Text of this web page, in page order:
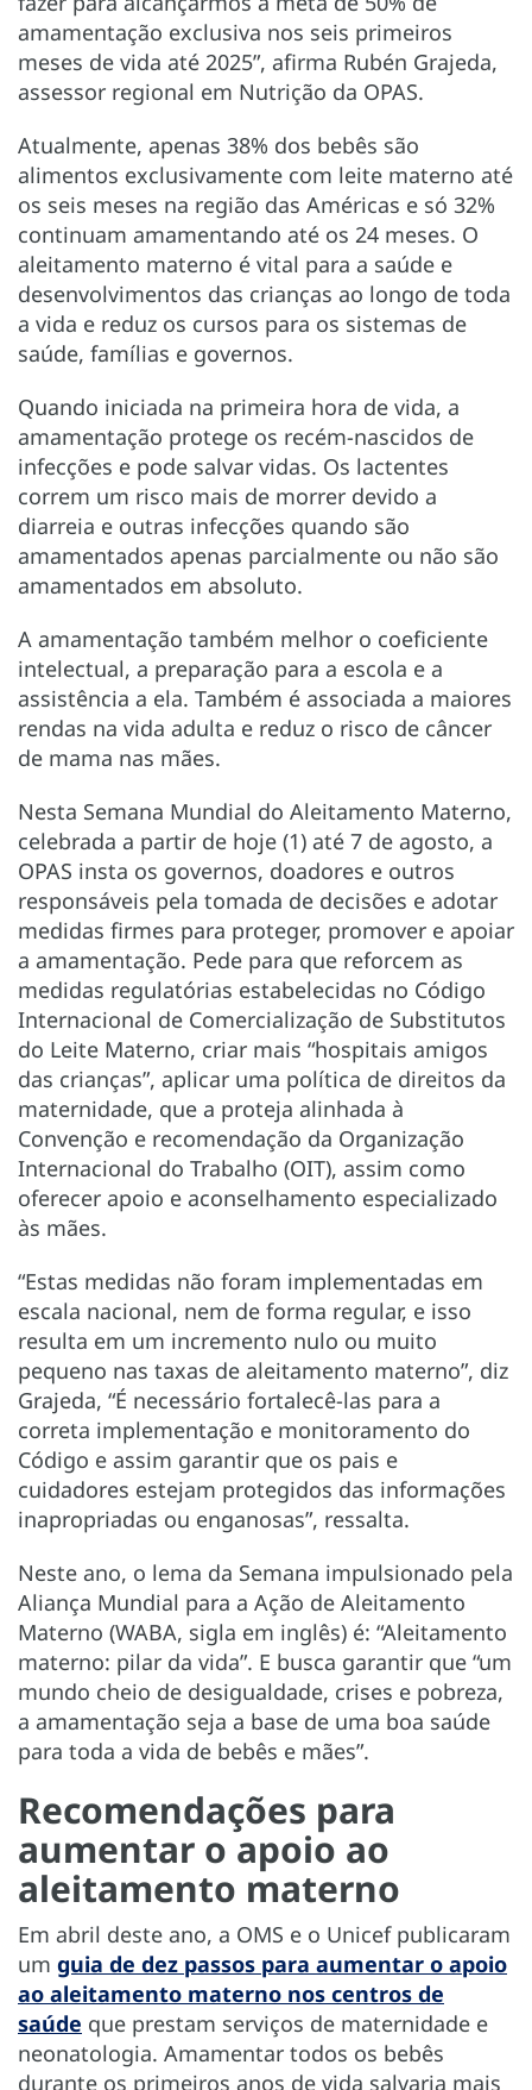
amamentação exclusiva nos seis primeiros
meses de vida até 2025”, afirma Rubén Grajeda,
assessor regional em Nutrição da OPAS.
Atualmente, apenas 38% dos bebês são
alimentos exclusivamente com leite materno até
os seis meses na região das Américas e só 32%
continuam amamentando até os 24 meses. O
aleitamento materno é vital para a saúde e
desenvolvimentos das crianças ao longo de toda
a vida e reduz os cursos para os sistemas de
saúde, famílias e governos.
Quando iniciada na primeira hora de vida, a
amamentação protege os recém-nascidos de
infecções e pode salvar vidas. Os lactentes
correm um risco mais de morrer devido a
diarreia e outras infecções quando são
amamentados apenas parcialmente ou não são
amamentados em absoluto.
A amamentação também melhor o coeficiente
intelectual, a preparação para a escola e a
assistência a ela. Também é associada a maiores
rendas na vida adulta e reduz o risco de câncer
de mama nas mães.
Nesta Semana Mundial do Aleitamento Materno,
celebrada a partir de hoje (1) até 7 de agosto, a
OPAS insta os governos, doadores e outros
responsáveis pela tomada de decisões e adotar
medidas firmes para proteger, promover e apoiar
a amamentação. Pede para que reforcem as
medidas regulatórias estabelecidas no Código
Internacional de Comercialização de Substitutos
do Leite Materno, criar mais “hospitais amigos
das crianças”, aplicar uma política de direitos da
maternidade, que a proteja alinhada à
Convenção e recomendação da Organização
Internacional do Trabalho (OIT), assim como
oferecer apoio e aconselhamento especializado
às mães.
“Estas medidas não foram implementadas em
escala nacional, nem de forma regular, e isso
resulta em um incremento nulo ou muito
pequeno nas taxas de aleitamento materno”, diz
Grajeda, “É necessário fortalecê-las para a
correta implementação e monitoramento do
Código e assim garantir que os pais e
cuidadores estejam protegidos das informações
inapropriadas ou enganosas”, ressalta.
Neste ano, o lema da Semana impulsionado pela
Aliança Mundial para a Ação de Aleitamento
Materno (WABA, sigla em inglês) é: “Aleitamento
materno: pilar da vida”. E busca garantir que “um
mundo cheio de desigualdade, crises e pobreza,
a amamentação seja a base de uma boa saúde
para toda a vida de bebês e mães”.
Recomendações para
aumentar o apoio ao
aleitamento materno
Em abril deste ano, a OMS e o Unicef publicaram
um guia de dez passos para aumentar o apoio
ao aleitamento materno nos centros de
saúde que prestam serviços de maternidade e
neonatologia. Amamentar todos os bebês
durante os primeiros anos de vida salvaria mais